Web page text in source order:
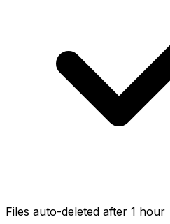
Files auto-deleted after 1 hour